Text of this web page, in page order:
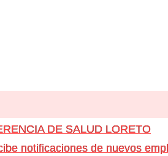
DE SALUD LORETO
notificaciones de nuevos